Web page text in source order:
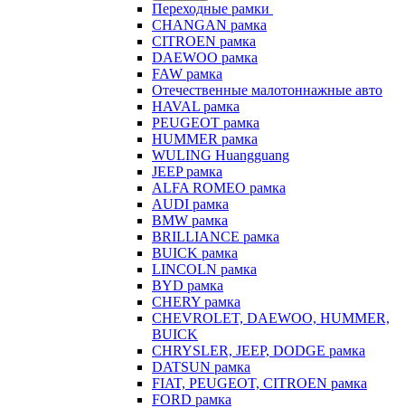
Переходные рамки
CHANGAN рамка
CITROEN рамка
DAEWOO рамка
FAW рамка
Отечественные малотоннажные авто
HAVAL рамка
PEUGEOT рамка
HUMMER рамка
WULING Huangguang
JEEP рамка
ALFA ROMEO рамка
AUDI рамка
BMW рамка
BRILLIANCE рамка
BUICK рамка
LINCOLN рамка
BYD рамка
CHERY рамка
CHEVROLET, DAEWOO, HUMMER,
BUICK
CHRYSLER, JEEP, DODGE рамка
DATSUN рамка
FIAT, PEUGEOT, CITROEN рамка
FORD рамка